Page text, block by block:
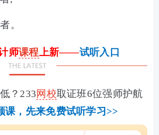
。
师课程上新——试听入口
？233网校取证班6位强师护航
课，先来免费试听学习>>